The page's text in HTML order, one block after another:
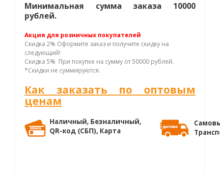
Минимальная сумма заказа 10000
рублей.
Акция для розничных покупателей
Скидка 2% Оформите заказ и получите скидку на
следующий!
Скидка 5% При покупке на сумму от 50000 рублей.
*Скидки не суммируются.
Как заказать по оптовым
ценам
Наличный, Безналичный,
QR-код (СБП), Карта